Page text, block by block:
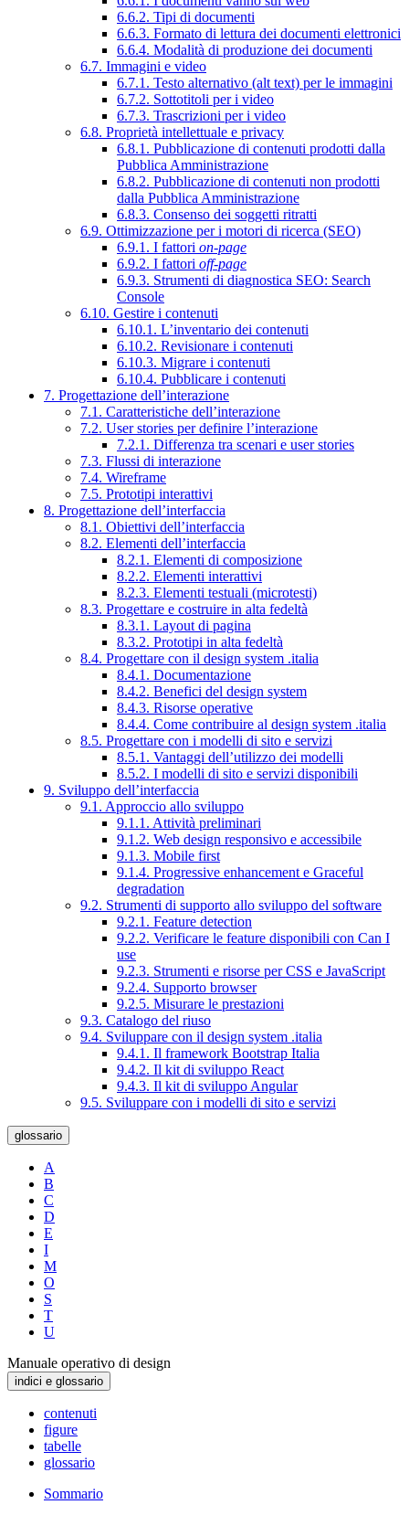
6.6.2. Tipi di documenti
6.6.3. Formato di lettura dei documenti elettronici
6.6.4. Modalità di produzione dei documenti
6.7. Immagini e video
6.7.1. Testo alternativo (alt text) per le immagini
6.7.2. Sottotitoli per i video
6.7.3. Trascrizioni per i video
6.8. Proprietà intellettuale e privacy
6.8.1. Pubblicazione di contenuti prodotti dalla
Pubblica Amministrazione
6.8.2. Pubblicazione di contenuti non prodotti
dalla Pubblica Amministrazione
6.8.3. Consenso dei soggetti ritratti
6.9. Ottimizzazione per i motori di ricerca (SEO)
6.9.1. I fattori on-page
6.9.2. I fattori off-page
6.9.3. Strumenti di diagnostica SEO: Search
Console
6.10. Gestire i contenuti
6.10.1. L’inventario dei contenuti
6.10.2. Revisionare i contenuti
6.10.3. Migrare i contenuti
6.10.4. Pubblicare i contenuti
7. Progettazione dell’interazione
7.1. Caratteristiche dell’interazione
7.2. User stories per definire l’interazione
7.2.1. Differenza tra scenari e user stories
7.3. Flussi di interazione
7.4. Wireframe
7.5. Prototipi interattivi
8. Progettazione dell’interfaccia
8.1. Obiettivi dell’interfaccia
8.2. Elementi dell’interfaccia
8.2.1. Elementi di composizione
8.2.2. Elementi interattivi
8.2.3. Elementi testuali (microtesti)
8.3. Progettare e costruire in alta fedeltà
8.3.1. Layout di pagina
8.3.2. Prototipi in alta fedeltà
8.4. Progettare con il design system .italia
8.4.1. Documentazione
8.4.2. Benefici del design system
8.4.3. Risorse operative
8.4.4. Come contribuire al design system .italia
8.5. Progettare con i modelli di sito e servizi
8.5.1. Vantaggi dell’utilizzo dei modelli
8.5.2. I modelli di sito e servizi disponibili
9. Sviluppo dell’interfaccia
9.1. Approccio allo sviluppo
9.1.1. Attività preliminari
9.1.2. Web design responsivo e accessibile
9.1.3. Mobile first
9.1.4. Progressive enhancement e Graceful
degradation
9.2. Strumenti di supporto allo sviluppo del software
9.2.1. Feature detection
9.2.2. Verificare le feature disponibili con Can I
use
9.2.3. Strumenti e risorse per CSS e JavaScript
9.2.4. Supporto browser
9.2.5. Misurare le prestazioni
9.3. Catalogo del riuso
9.4. Sviluppare con il design system .italia
9.4.1. Il framework Bootstrap Italia
9.4.2. Il kit di sviluppo React
9.4.3. Il kit di sviluppo Angular
9.5. Sviluppare con i modelli di sito e servizi
glossario
A
B
C
D
E
I
M
O
S
T
U
Manuale operativo di design
indici e glossario
contenuti
figure
tabelle
glossario
Sommario